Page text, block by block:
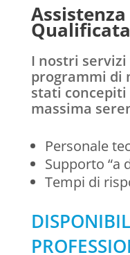
Assistenza
Qualificata
I nostri
programmi di
stati
massima
Personale
Supporto “a
Tempi di